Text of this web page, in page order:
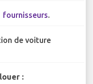
fournisseurs.
de voiture
: